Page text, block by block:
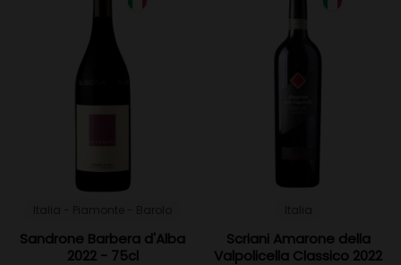
Sandrone Barbera d'Alba
2022 - 75cl
Scriani Amarone della
Valpolicella Classico 2022